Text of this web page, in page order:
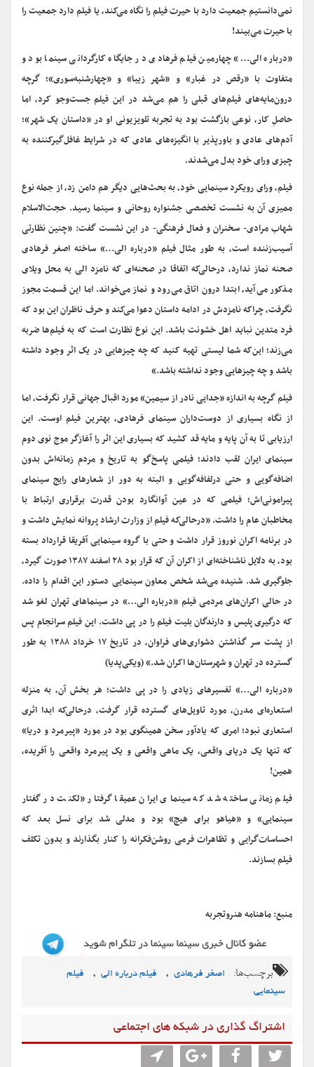
نمی‌دانستیم جمعیت دارد با حیرت فیلم را نگاه می‌کند، یا فیلم دارد جمعیت را
با حیرت می‌بیند!
«درباره الی…» چهارمین فیلم فرهادی در جایگاه کارگردانی سینما بود و
متفاوت با «رقص در غبار» و «شهر زیبا» و «چهارشنبه‌سوری»؛ گرچه
درون‌مایه‌های فیلم‌های قبلی را هم می‌شد در این فیلم جست‌وجو کرد، اما
حاصلِ کار، نوعی بازگشت بود به تجربه‌ تلویزیونی او در «داستان یک شهر»؛
آدم‌های عادی و باورپذیر با انگیزه‌های عادی که در شرایط غافل‌گیرکننده به
چیزی ورای خود بدل می‌شدند.
فیلم، ورای رویکرد سینمایی خود، به بحث‌هایی دیگر هم دامن زد، از جمله نوع
ممیزی آن به نشست تخصصی جشنواره روحانی و سینما رسید. حجت‌الاسلام
شهاب مرادی- سخنران و فعال فرهنگی- در این نشست گفت: «چنین نظارتی
آسیب‌زننده است، به طور مثال فیلم «درباره الی…» ساخته اصغر فرهادی
صحنه نماز ندارد، درحالی‌که اتفاقا در صحنه‌ای که نامزد الی به محل ویلای
مذکور می‌آید، ابتدا درون اتاق می‌رود و نماز می‌خواند. اما این قسمت مجوز
نگرفت، چراکه نامزدش در ادامه داستان دعوا می‌کند و حرف ناظران این بود که
فرد متدین نباید اهل خشونت باشد. این نوع نظارت است که به فیلم‌ها ضربه
می‌زند؛ این‌که شما لیستی تهیه کنید که چه چیزهایی در یک اثر وجود داشته
باشد و چه چیزهایی وجود نداشته باشد.»
فیلم گرچه به اندازه «جدایی نادر از سیمین» مورد اقبال جهانی قرار نگرفت، اما
از نگاه بسیاری از دوست‌داران سینمای فرهادی، بهترین فیلم اوست. این
ارزیابی تا به آن پایه و مایه قد کشید که بسیاری این اثر را آغازگر موج نوی دوم
سینمای ایران لقب دادند؛ فیلمی پاسخ‌گو به تاریخ و مردم زمانه‌اش بدون
اضافه‌گویی و حتی درلفافه‌گویی و البته به دور از شعارهای رایج سینمای
پیرامونی‌اش؛ فیلمی که در عین آوانگارد بودن قدرت برقراری ارتباط با
مخاطبان عام را داشت. «درحالی‌که فیلم از وزارت ارشاد پروانه نمایش داشت و
در برنامه اکران نوروز قرار داشت و حتی با گروه سینمایی آفریقا قرارداد بسته
بود، به دلایل ناشناخته‌ای از اکران آن که قرار بود ۲۸ اسفند ۱۳۸۷ صورت گیرد،
جلوگیری شد. شنیده می‌شد شخص معاون سینمایی دستور این اقدام را داده.
در حالی اکران‌های مردمی فیلم «درباره الی…» در سینماهای تهران لغو شد
که درگیری پلیس و دارندگان بلیت فیلم را در پی داشت. این فیلم سرانجام پس
از پشت سر گذاشتن دشواری‌های فراوان، در تاریخ ۱۷ خرداد ۱۳۸۸ به‌ طور
گسترده در تهران و شهرستان‌ها اکران شد.» (ویکی‌پدیا)
«درباره الی…» تفسیرهای زیادی را در پی داشت؛ هر بخش آن، به منزله‌
استعاره‌ای مدرن، مورد تاویل‌های گسترده قرار گرفت، درحالی‌که ابدا اثری
استعاری نبود؛ امری که یادآور سخن همینگوی بود در مورد «پیرمرد و دریا»
که تنها یک دریای واقعی، یک ماهی واقعی و یک پیرمرد واقعی را آفریده،
همین!
فیلم زمانی ساخته شد که سینمای ایران عمیقا گرفتار «لکنت در گفتار
سینمایی» و «هیاهو برای هیچ» بود و مدلی شد برای نسل بعد که
احساسات‌گرایی و تظاهرات فرمی روشن‌فکرانه را کنار بگذارند و بدون تکلف
فیلم بسازند.
منبع: ماهنامه هنروتجربه
برچسب‌ها: اصغر فرهادي , فیلم درباره الی ,
فیلم
سینمایی
اشتراگ گذاری در شبکه های اجتماعی